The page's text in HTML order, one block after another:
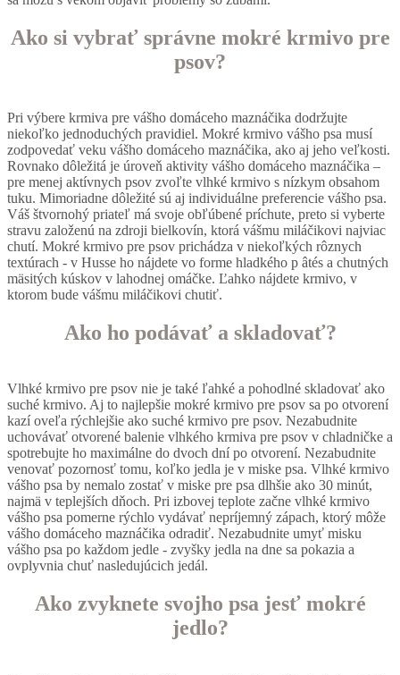
Ako si vybrať správne mokré krmivo pre
psov?
Pri výbere krmiva pre vášho domáceho maznáčika dodržujte
niekoľko jednoduchých pravidiel. Mokré krmivo vášho psa musí
zodpovedať veku vášho domáceho maznáčika, ako aj jeho veľkosti.
Rovnako dôležitá je úroveň aktivity vášho domáceho maznáčika –
pre menej aktívnych psov zvoľte vlhké krmivo s nízkym obsahom
tuku. Mimoriadne dôležité sú aj individuálne preferencie vášho psa.
Váš štvornohý priateľ má svoje obľúbené príchute, preto si vyberte
stravu založenú na zdroji bielkovín, ktorá vášmu miláčikovi najviac
chutí. Mokré krmivo pre psov prichádza v niekoľkých rôznych
textúrach - v Husse ho nájdete vo forme hladkého p âtés a chutných
mäsitých kúskov v lahodnej omáčke. Ľahko nájdete krmivo, v
ktorom bude vášmu miláčikovi chutiť.
Ako ho podávať a skladovať?
Vlhké krmivo pre psov nie je také ľahké a pohodlné skladovať ako
suché krmivo. Aj to najlepšie mokré krmivo pre psov sa po otvorení
kazí oveľa rýchlejšie ako suché krmivo pre psov. Nezabudnite
uchovávať otvorené balenie vlhkého krmiva pre psov v chladničke a
spotrebujte ho maximálne do dvoch dní po otvorení. Nezabudnite
venovať pozornosť tomu, koľko jedla je v miske psa. Vlhké krmivo
vášho psa by nemalo zostať v miske pre psa dlhšie ako 30 minút,
najmä v teplejších dňoch. Pri izbovej teplote začne vlhké krmivo
vášho psa pomerne rýchlo vydávať nepríjemný zápach, ktorý môže
vášho domáceho maznáčika odradiť. Nezabudnite umyť misku
vášho psa po každom jedle - zvyšky jedla na dne sa pokazia a
ovplyvnia chuť nasledujúcich jedál.
Ako zvyknete svojho psa jesť mokré
jedlo?